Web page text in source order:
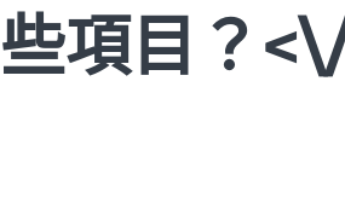
些項目？